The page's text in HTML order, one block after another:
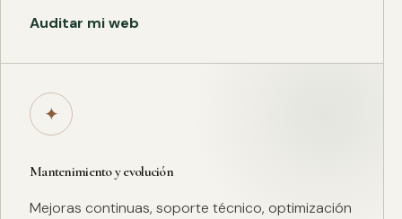
Auditar mi web
✦
Mantenimiento y evolución
Mejoras continuas, soporte técnico, optimización